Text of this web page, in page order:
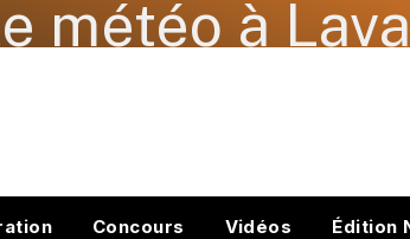
météo à
Concours Vidéos Édition